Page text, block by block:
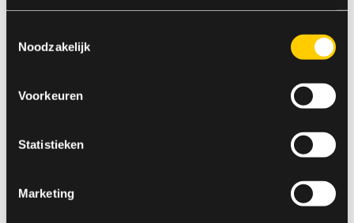
Noodzakelijk
Voorkeuren
Statistieken
Marketing
al. Maar ook iedere klant is anders. Robin vertelt:
“Je kijkt bij diverse bedrijven in de keuken, maar
hoeft niet het hele land door. Het is het beste van
detachering, maar met een vaste werkplek in
maar niet meer op dagelijkse basis”.
het werk uitdagend. Omdat de technologie zó snel